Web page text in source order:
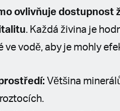
ovlivňuje dostupnost
. Každá živina je
ve vodě, aby je mohly
Většina